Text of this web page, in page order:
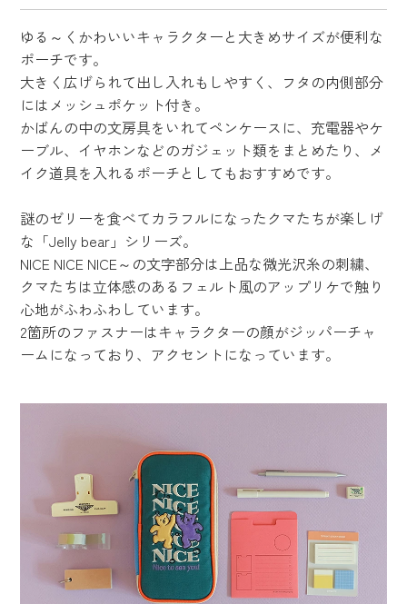
ゆる～くかわいいキャラクターと大きめサイズが便利な
ポーチです。
大きく広げられて出し入れもしやすく、フタの内側部分
にはメッシュポケット付き。
かばんの中の文房具をいれてペンケースに、充電器やケ
ーブル、イヤホンなどのガジェット類をまとめたり、メ
イク道具を入れるポーチとしてもおすすめです。
謎のゼリーを食べてカラフルになったクマたちが楽しげ
な「Jelly bear」シリーズ。
NICE NICE NICE～の文字部分は上品な微光沢糸の刺繍、
クマたちは立体感のあるフェルト風のアップリケで触り
心地がふわふわしています。
2箇所のファスナーはキャラクターの顔がジッパーチャ
ームになっており、アクセントになっています。